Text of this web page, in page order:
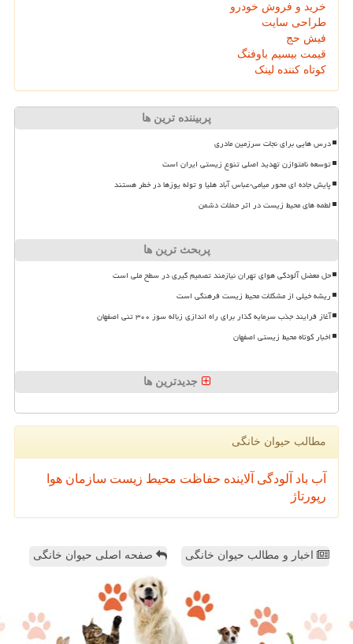
خرید و فروش خودرو
طراحی سایت
فیش حج
قیمت بیسیم باوفنگ
کوتاه کننده لینک
پربیننده ترین ها
درس هایی برای نجات سرزمین مادری
توسعه نامتوازن تهدید اصلی تنوع زیستی ایران است
پایش جاده ای محور میامی-عباس آباد هلیا و توله یوزها در خطر هستند
لطمه های محیط زیست در اثر حملات دشمن
پربحث ترین ها
حل معضل آلودگی هوای تهران نیازمند تصمیم گیری در سطح ملی است
ریشه خیلی از مشکلات محیط زیست فرهنگی است
آغاز فرایند جذب سرمایه گذار برای راه اندازی زباله سوز ۳۰۰ تنی اصفهان
اخبار کوتاه محیط زیستی اصفهان
جدیدترین ها
مطالب حیوان خانگی
آب باد آلودگی آلاینده حفاظت محیط زیست سازمان هوا
رپورتاژ
اخبار و مطالب حیوان خانگی صفحه اصلی حیوان خانگی